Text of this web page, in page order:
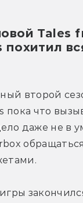
Tales
похитил
второй
пока что
даже не в